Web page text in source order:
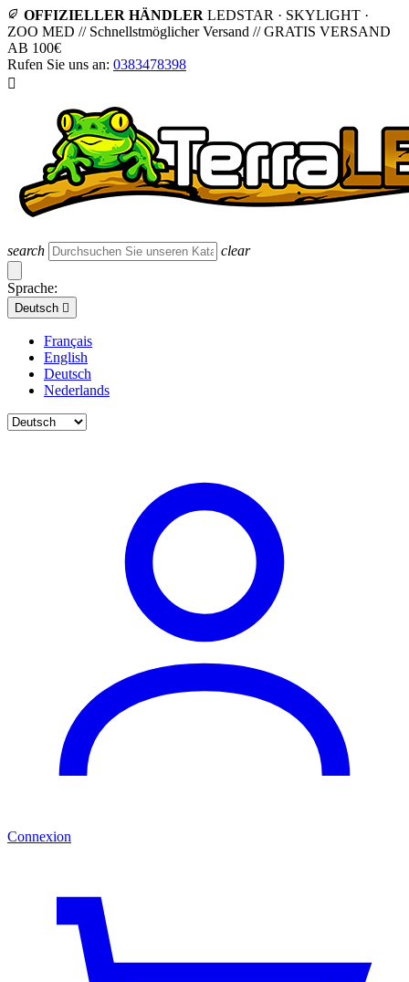
OFFIZIELLER HÄNDLER LEDSTAR · SKYLIGHT ·
ZOO MED // Schnellstmöglicher Versand // GRATIS VERSAND
AB 100€
Rufen Sie uns an: 0383478398

search clear
Sprache:
Deutsch 
Français
English
Deutsch
Nederlands
Connexion